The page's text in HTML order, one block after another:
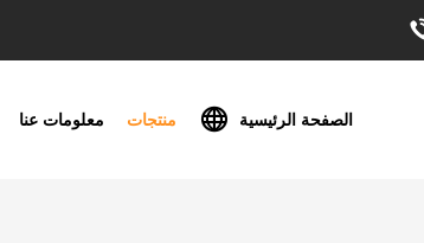
الصفحة الرئيسية منتجات معلومات عنا